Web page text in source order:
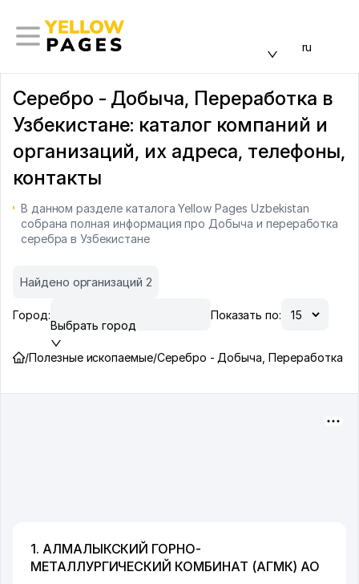
ru
Серебро - Добыча, Переработка в
Узбекистане: каталог компаний и
организаций, их адреса, телефоны,
контакты
В данном разделе каталога Yellow Pages Uzbekistan
собрана полная информация про Добыча и переработка
серебра в Узбекистане
Найдено организаций 2
Город:
Выбрать город
Показать по:
/Полезные ископаемые/Серебро - Добыча, Переработка
1. АЛМАЛЫКСКИЙ ГОРНО-
МЕТАЛЛУРГИЧЕСКИЙ КОМБИНАТ (АГМК) АО